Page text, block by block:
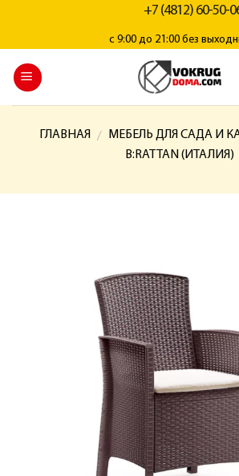
+7 (4812) 60-50-
с 9:00 до 21:00 без
ГЛАВНАЯ / МЕБЕЛЬ ДЛЯ САДА И
B:RATTAN (ИТАЛИЯ)